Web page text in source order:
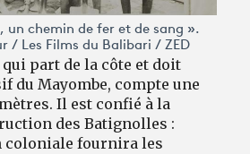
un chemin de fer et de sang ».
/ Les Films du Balibari / ZED
part de la côte et doit
du Mayombe, compte une
Il est confié à la
des Batignolles :
coloniale fournira les